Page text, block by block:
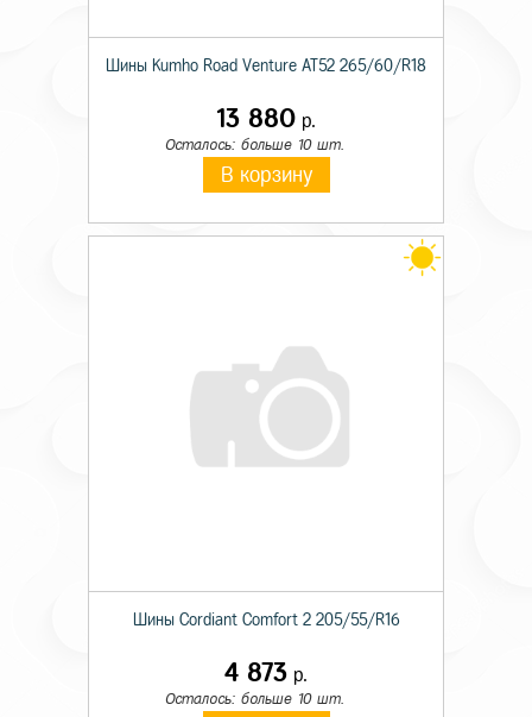
Шины Kumho Road Venture AT52 265/60/R18
13 880 р.
Осталось: больше 10 шт.
В корзину
Шины Cordiant Comfort 2 205/55/R16
4 873 р.
Осталось: больше 10 шт.